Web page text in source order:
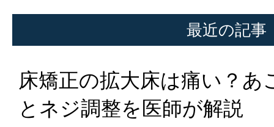
最近の記事
床矯正の拡大床は痛い？あ
とネジ調整を医師が解説